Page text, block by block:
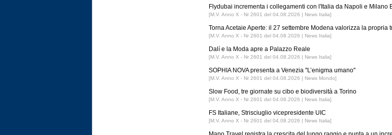
Flydubai incrementa i collegamenti con l'Italia da Napoli e Milano
[M.V. Anno X - Nr 2601 del 04.08.2026 | News Italia]
Torna Acetaie Aperte: il 27 settembre Modena valorizza la propria
[M.V. Anno X - Nr 2601 del 04.08.2026 | News Italia]
Dalí e la Moda apre a Palazzo Reale
[M.V. Anno X - Nr 2601 del 04.08.2026 | News Italia]
SOPHIA NOVA presenta a Venezia ''L’enigma umano''
[M.V. Anno X - Nr 2601 del 04.08.2026 | News Mondo]
Slow Food, tre giornate su cibo e biodiversità a Torino
[M.V. Anno X - Nr 2601 del 04.08.2026 | News Italia]
FS Italiane, Strisciuglio vicepresidente UIC
[M.V. Anno X - Nr 2601 del 04.08.2026 | News Italia]